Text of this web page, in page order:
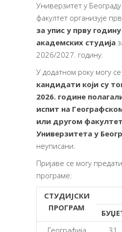
Универзитет у
факултет организује
за упис у прву годину
академских студија
2026/2027. годину.
У додатном року могу
кандидати који су
2026. године
испит на
или другом
Универзитета у
неуписани.
Пријаве се могу предати
програме:
СТУДИЈСКИ
ПРОГРАМ